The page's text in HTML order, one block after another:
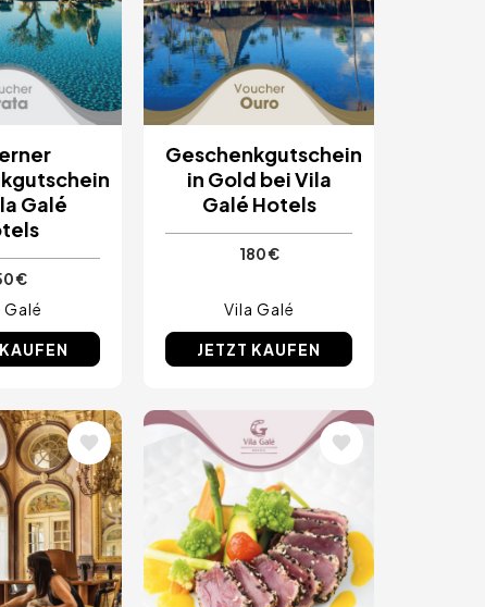
Galé
€
Galé
Geschenkgutschein
in Gold bei Vila
Galé Hotels
180 €
Vila Galé
JETZT KAUFEN
Bild